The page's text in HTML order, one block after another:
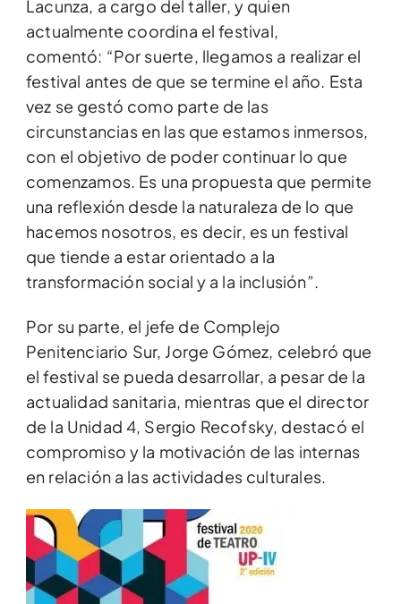
Lacunza, a cargo del taller, y quien
actualmente coordina el festival,
comentó: “Por suerte, llegamos a realizar el
festival antes de que se termine el año. Esta
vez se gestó como parte de las
circunstancias en las que estamos inmersos,
con el objetivo de poder continuar lo que
comenzamos. Es una propuesta que permite
una reflexión desde la naturaleza de lo que
hacemos nosotros, es decir, es un festival
que tiende a estar orientado a la
transformación social y a la inclusión”.
Por su parte, el jefe de Complejo
Penitenciario Sur, Jorge Gómez, celebró que
el festival se pueda desarrollar, a pesar de la
actualidad sanitaria, mientras que el director
de la Unidad 4, Sergio Recofsky, destacó el
compromiso y la motivación de las internas
en relación a las actividades culturales.